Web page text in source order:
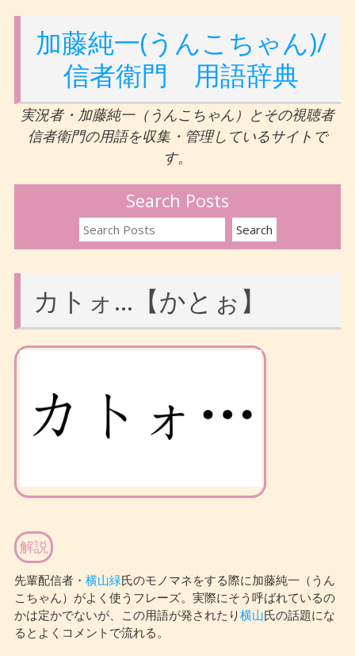
加藤純一(うんこちゃん)/
信者衛門 用語辞典
実況者・加藤純一（うんこちゃん）とその視聴者
信者衛門の用語を収集・管理しているサイトで
す。
Search Posts
カトォ…【かとぉ】
解説
先輩配信者・ 横山緑氏のモノマネをする際に加藤純一（うん
こちゃん）がよく使うフレーズ。実際にそう呼ばれているの
かは定かでないが、この用語が発されたり横山氏の話題にな
るとよくコメントで流れる。